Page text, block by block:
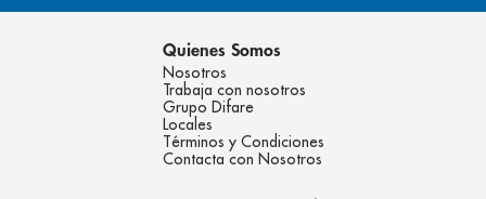
Quienes Somos
Nosotros
Trabaja con nosotros
Grupo Difare
Locales
Términos y Condiciones
Contacta con Nosotros